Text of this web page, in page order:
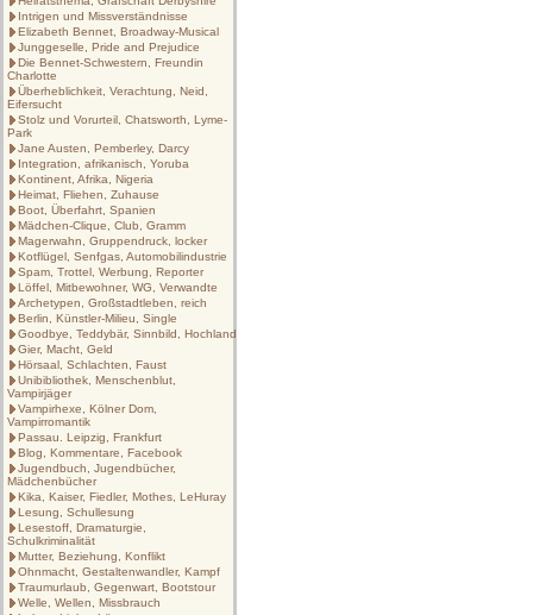
Intrigen und Missverständnisse
Elizabeth Bennet, Broadway-Musical
Junggeselle, Pride and Prejudice
Die Bennet-Schwestern, Freundin
Charlotte
Überheblichkeit, Verachtung, Neid,
Eifersucht
Stolz und Vorurteil, Chatsworth, Lyme-
Park
Jane Austen, Pemberley, Darcy
Integration, afrikanisch, Yoruba
Kontinent, Afrika, Nigeria
Heimat, Fliehen, Zuhause
Boot, Überfahrt, Spanien
Mädchen-Clique, Club, Gramm
Magerwahn, Gruppendruck, locker
Kotflügel, Senfgas, Automobilindustrie
Spam, Trottel, Werbung, Reporter
Löffel, Mitbewohner, WG, Verwandte
Archetypen, Großstadtleben, reich
Berlin, Künstler-Milieu, Single
Goodbye, Teddybär, Sinnbild, Hochland
Gier, Macht, Geld
Hörsaal, Schlachten, Faust
Unibibliothek, Menschenblut,
Vampirjäger
Vampirhexe, Kölner Dom,
Vampirromantik
Passau. Leipzig, Frankfurt
Blog, Kommentare, Facebook
Jugendbuch, Jugendbücher,
Mädchenbücher
Kika, Kaiser, Fiedler, Mothes, LeHuray
Lesung, Schullesung
Lesestoff, Dramaturgie,
Schulkriminalität
Mutter, Beziehung, Konflikt
Ohnmacht, Gestaltenwandler, Kampf
Traumurlaub, Gegenwart, Bootstour
Welle, Wellen, Missbrauch